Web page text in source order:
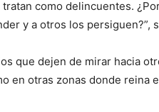
como delincuentes.
y a otros los persiguen?”,
que dejen de mirar hacia
en otras zonas donde reina